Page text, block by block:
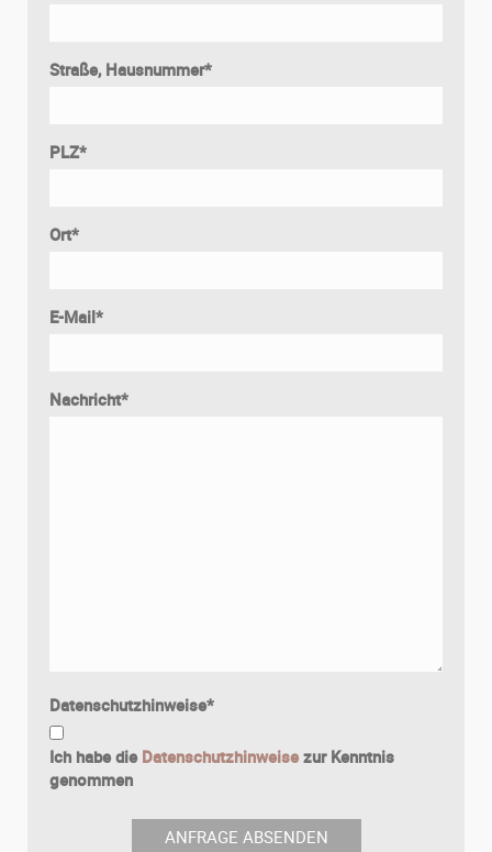
Straße, Hausnummer*
PLZ*
Ort*
E-Mail*
Nachricht*
Datenschutzhinweise*
Ich habe die Datenschutzhinweise zur Kenntnis
genommen